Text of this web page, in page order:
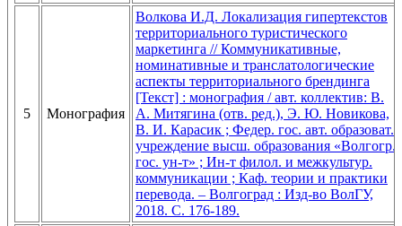
5 Монография
Волкова И.Д. Локализация гипертекстов
территориального туристического
маркетинга // Коммуникативные,
номинативные и транслатологические
аспекты территориального брендинга
[Текст] : монография / авт. коллектив: В.
А. Митягина (отв. ред.), Э. Ю. Новикова,
В. И. Карасик ; Федер. гос. авт. образоват.
учреждение высш. образования «Волгогр.
гос. ун-т» ; Ин-т филол. и межкультур.
коммуникации ; Каф. теории и практики
перевода. – Волгоград : Изд-во ВолГУ,
2018. C. 176-189.